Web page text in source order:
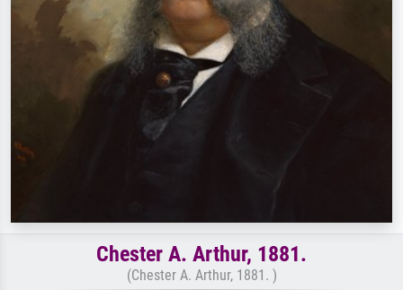
Chester A. Arthur, 1881.
(Chester A. Arthur, 1881. )